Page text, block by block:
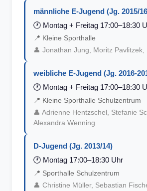
männliche E-Jugend (Jg. 2015/
🕐 Montag + Freitag 17:00–18:30
📍 Kleine Sporthalle
👤 Jonathan Jung, Moritz Pavlitzek,
weibliche E-Jugend (Jg. 2016-
🕐 Montag + Freitag 17:00–18:30
📍 Kleine Sporthalle Schulzentrum
👤 Adrienne Hentzschel, Stefanie
Alexandra Wenning
D-Jugend (Jg. 2013/14)
🕐 Montag 17:00–18:30 Uhr
📍 Sporthalle Schulzentrum
👤 Christine Müller, Sebastian